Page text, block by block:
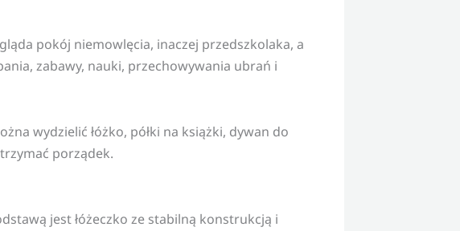
pokój niemowlęcia, inaczej przedszkolaka, a
zabawy, nauki, przechowywania ubrań i
wydzielić łóżko, półki na książki, dywan do
porządek.
jest łóżeczko ze stabilną konstrukcją i